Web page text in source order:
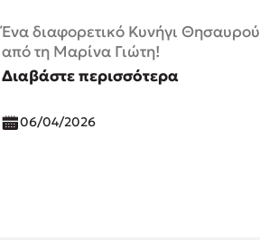
Ένα διαφορετικό Κυνήγι Θησαυρού
από τη Μαρίνα Γιώτη!
Διαβάστε περισσότερα
06/04/2026